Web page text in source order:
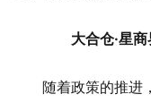
大合仓·星商
随着政策的推进